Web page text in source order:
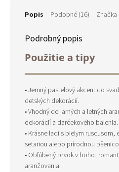
Popis Podobné (16) Značka
Podrobný popis
Použitie a tipy
• Jemný pastelový akcent do
detských dekorácií.
• Vhodný do jarných a letných
dekorácií a darčekového balenia.
• Krásne ladí s bielym
setariou alebo prírodnou
• Obľúbený prvok v boho,
aranžovania.